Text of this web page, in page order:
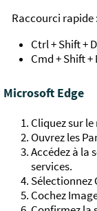
Raccourci rapide :
Ctrl + Shift +
Cmd + Shift +
Microsoft Edge
Cliquez sur
Ouvrez les
Accédez à la
services.
Sélectionnez
Cochez